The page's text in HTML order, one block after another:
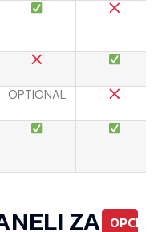
OPTIONAL
ZA